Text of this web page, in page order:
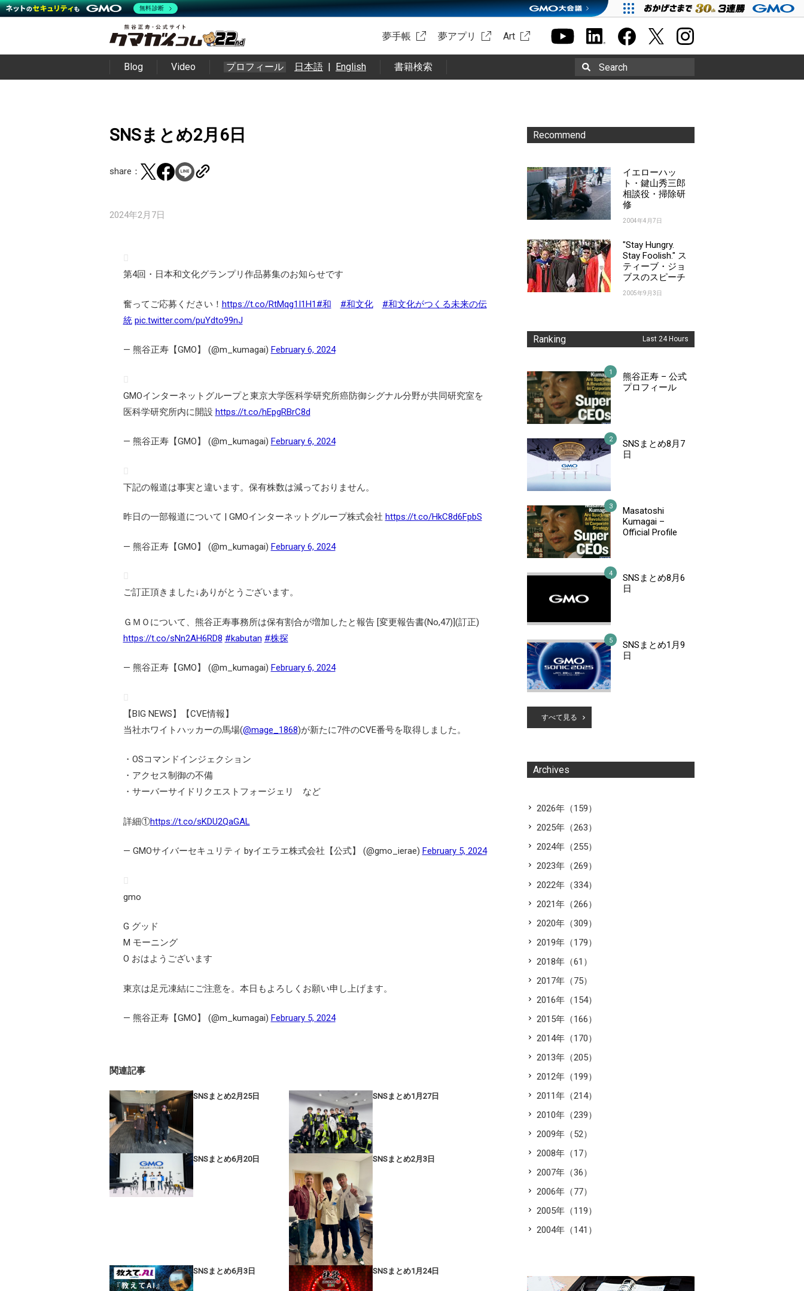
夢手帳 夢アプリ Art
Blog Video プロフィール 日本語 | English 書籍検索 Search
SNSまとめ2月6日
share：
2024年2月7日
第4回・日本和文化グランプリ作品募集のお知らせです
奮ってご応募ください！ https://t.co/RtMqg1I1H1#和 #和文化
#和文化がつくる未来の伝
統 pic.twitter.com/puYdto99nJ
— 熊谷正寿【GMO】 (@m_kumagai) February 6, 2024
GMOインターネットグループと東京大学医科学研究所癌防御シグナル分野が共同研究室を
医科学研究所内に開設 https://t.co/hEpgRBrC8d
— 熊谷正寿【GMO】 (@m_kumagai) February 6, 2024
下記の報道は事実と違います。保有株数は減っておりません。
昨日の一部報道について | GMOインターネットグループ株式会社 https://t.co/HkC8d6FpbS
— 熊谷正寿【GMO】 (@m_kumagai) February 6, 2024
ご訂正頂きました↓ありがとうございます。
ＧＭＯについて、熊谷正寿事務所は保有割合が増加したと報告 [変更報告書(No,47)](訂正)
https://t.co/sNn2AH6RD8 #kabutan #株探
— 熊谷正寿【GMO】 (@m_kumagai) February 6, 2024
【BIG NEWS】【CVE情報】
当社ホワイトハッカーの馬場(@mage_1868)が新たに7件のCVE番号を取得しました。
・OSコマンドインジェクション
・アクセス制御の不備
・サーバーサイドリクエストフォージェリ など
詳細①https://t.co/sKDU2QaGAL
— GMOサイバーセキュリティ byイエラエ株式会社【公式】 (@gmo_ierae) February 5, 2024
gmo
G グッド
M モーニング
O おはようございます
東京は足元凍結にご注意を。本日もよろしくお願い申し上げます。
— 熊谷正寿【GMO】 (@m_kumagai) February 5, 2024
関連記事
SNSまとめ2月25日 SNSまとめ1月27日
SNSまとめ6月20日 SNSまとめ2月3日
SNSまとめ6月3日 SNSまとめ1月24日
Recommend
イエローハッ
ト・鍵山秀三郎
相談役・掃除研
修
2004年4月7日
"Stay Hungry.
Stay Foolish." ス
ティーブ・ジョ
ブスのスピーチ
2005年9月3日
Ranking Last 24 Hours
熊谷正寿 – 公式
プロフィール
SNSまとめ8月7
日
Masatoshi
Kumagai –
Official Profile
SNSまとめ8月6
日
SNSまとめ1月9
日
すべて見る
Archives
2026年（159）
2025年（263）
2024年（255）
2023年（269）
2022年（334）
2021年（266）
2020年（309）
2019年（179）
2018年（61）
2017年（75）
2016年（154）
2015年（166）
2014年（170）
2013年（205）
2012年（199）
2011年（214）
2010年（239）
2009年（52）
2008年（17）
2007年（36）
2006年（77）
2005年（119）
2004年（141）
無料診断